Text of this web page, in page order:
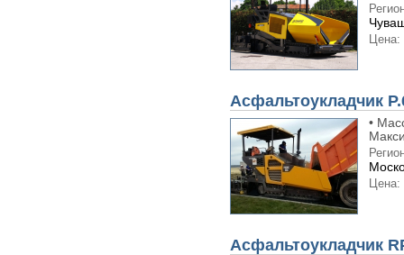
Цена:
Асфальтоукладчик
•
Цена:
Асфальтоукладчик